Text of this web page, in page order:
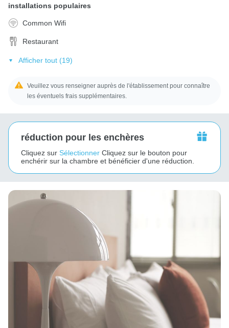
installations populaires
Common Wifi
Restaurant
Afficher tout (19)
Veuillez vous renseigner auprès de l'établissement pour connaître
les éventuels frais supplémentaires.
réduction pour les enchères
Cliquez sur Sélectionner Cliquez sur le bouton pour
enchérir sur la chambre et bénéficier d'une réduction.